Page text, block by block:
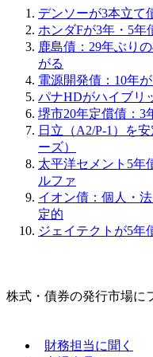
デンソーが3本立て
ホンダFが3年・5年
鹿島債：29年ぶり
がる
電源開発債：10年
パナHDがハイブリ
堺市20年定償債：3
日立（A2/P-1）を
ーズ）
太平洋セメント5年
ルファ
イオン債：個人・
定的
ジェイテクトが5年
株式・債券の発行市場に
財務担当に聞く